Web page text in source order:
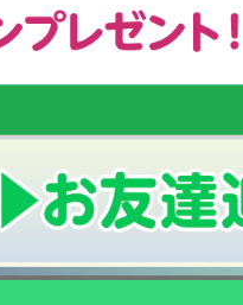
日本代表 福西崇史さん
たり、体幹だったり。何にして